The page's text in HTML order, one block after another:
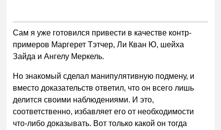
Сам я уже готовился привести в качестве контр-
примеров Маргерет Тэтчер, Ли Кван Ю, шейха
Зайда и Ангелу Меркель.
Но знакомый сделал манипулятивную подмену, и
вместо доказательств ответил, что он всего лишь
делится своими наблюдениями. И это,
соответственно, избавляет его от необходимости
что-либо доказывать. Вот только какой он тогда